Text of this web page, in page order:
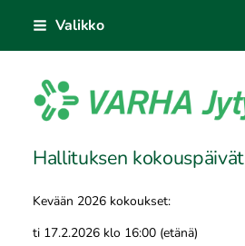
Siirry
Valikko
VARHA Jyty ry
Hallituksen kokouspäivät
Kevään 2026 kokoukset:
ti 17.2.2026 klo 16:00 (etänä)